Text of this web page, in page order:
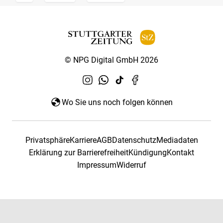
© NPG Digital GmbH 2026
Wo Sie uns noch folgen können
PrivatsphäreKarriereAGBDatenschutzMediadaten
Erklärung zur BarrierefreiheitKündigungKontakt
ImpressumWiderruf